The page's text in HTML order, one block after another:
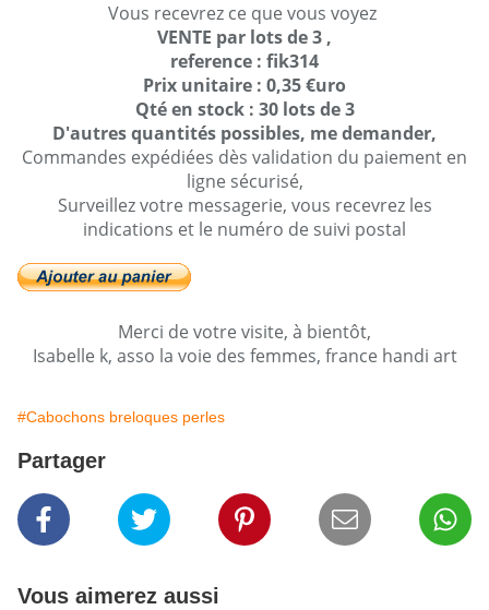
Vous recevrez ce que vous voyez
VENTE par lots de 3 ,
reference : fik314
Prix unitaire : 0,35 €uro
Qté en stock : 30 lots de 3
D'autres quantités possibles, me demander,
Commandes expédiées dès validation du paiement en
ligne sécurisé,
Surveillez votre messagerie, vous recevrez les
indications et le numéro de suivi postal
Merci de votre visite, à bientôt,
Isabelle k, asso la voie des femmes, france handi art
#Cabochons breloques perles
Partager
Vous aimerez aussi